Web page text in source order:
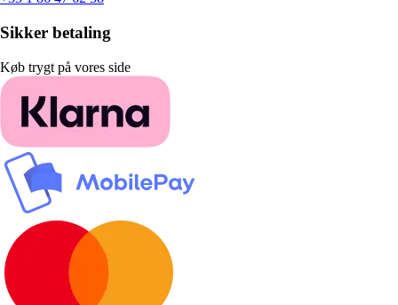
Sikker betaling
Køb trygt på vores side